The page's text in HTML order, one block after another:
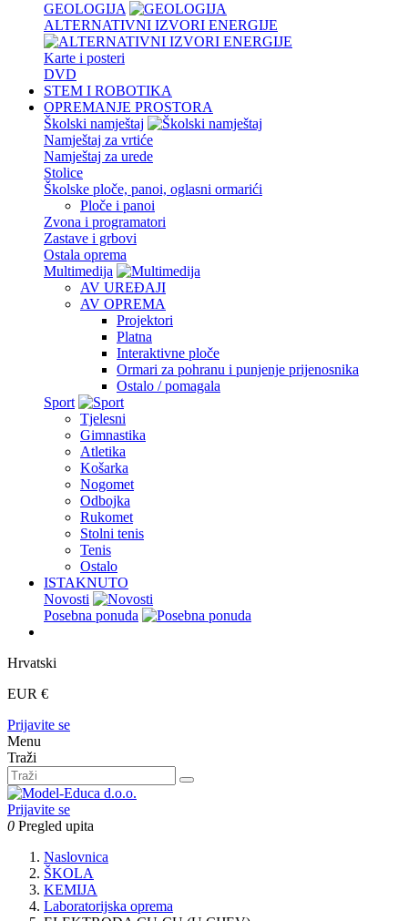
GEOLOGIJA
ALTERNATIVNI IZVORI ENERGIJE
Karte i posteri
DVD
STEM I ROBOTIKA
OPREMANJE PROSTORA
Školski namještaj
Namještaj za vrtiće
Namještaj za urede
Stolice
Školske ploče, panoi, oglasni ormarići
Ploče i panoi
Zvona i programatori
Zastave i grbovi
Ostala oprema
Multimedija
AV UREĐAJI
AV OPREMA
Projektori
Platna
Interaktivne ploče
Ormari za pohranu i punjenje prijenosnika
Ostalo / pomagala
Sport
Tjelesni
Gimnastika
Atletika
Košarka
Nogomet
Odbojka
Rukomet
Stolni tenis
Tenis
Ostalo
ISTAKNUTO
Novosti
Posebna ponuda
Hrvatski
EUR €
Prijavite se
Menu
Traži
Prijavite se
0 Pregled upita
Naslovnica
ŠKOLA
KEMIJA
Laboratorijska oprema